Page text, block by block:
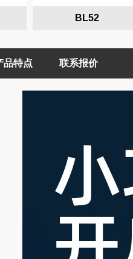
BL52
品特点 联系报价